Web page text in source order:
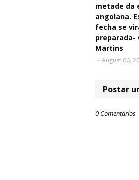
metade da
angolana.
fecha se
preparada-
Martins
- August 06,
Postar
0 Comentários